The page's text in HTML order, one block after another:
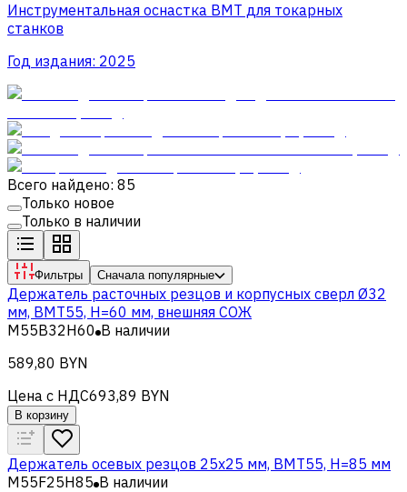
Инструментальная оснастка BMT для токарных
станков
Год издания: 2025
Всего найдено: 85
Только новое
Только в наличии
Фильтры Сначала популярные
Держатель расточных резцов и корпусных сверл Ø32
мм, BMT55, H=60 мм, внешняя СОЖ
M55B32H60 В наличии
589,80 BYN
Цена с НДС693,89 BYN
В корзину
Держатель осевых резцов 25х25 мм, BMT55, H=85 мм
M55F25H85 В наличии